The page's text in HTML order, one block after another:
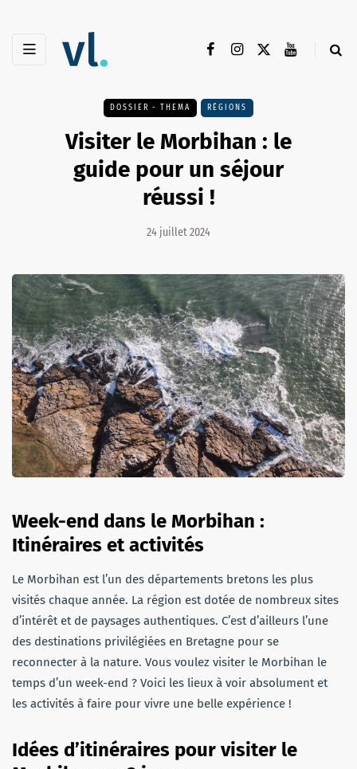
DOSSIER - THEMA RÉGIONS
Visiter le Morbihan : le
guide pour un séjour
réussi !
24 juillet 2024
Week-end dans le Morbihan :
Itinéraires et activités
Le Morbihan est l’un des départements bretons les plus
visités chaque année. La région est dotée de nombreux sites
d’intérêt et de paysages authentiques. C’est d’ailleurs l’une
des destinations privilégiées en Bretagne pour se
reconnecter à la nature. Vous voulez visiter le Morbihan le
temps d’un week-end ? Voici les lieux à voir absolument et
les activités à faire pour vivre une belle expérience !
Idées d’itinéraires pour visiter le